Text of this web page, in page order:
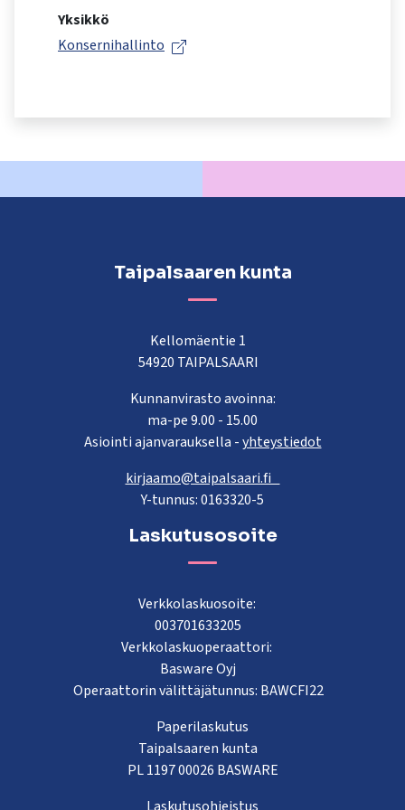
pyyhkäisyliikkeitä.
Yksikkö
Konsernihallinto
Taipalsaaren kunta
Kellomäentie 1
54920 TAIPALSAARI
Kunnanvirasto avoinna:
ma-pe 9.00 - 15.00
Asiointi ajanvarauksella -yhteystiedot
kirjaamo@taipalsaari.fi
Y-tunnus: 0163320-5
Laskutusosoite
Verkkolaskuosoite:
003701633205
Verkkolaskuoperaattori:
Basware Oyj
Operaattorin välittäjätunnus: BAWCFI22
Paperilaskutus
Taipalsaaren kunta
PL 1197 00026 BASWARE